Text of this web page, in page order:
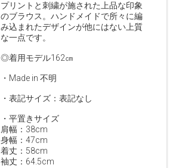
プリントと刺繍が施された上品な印象
のブラウス。ハンドメイドで所々に編
み込まれたデザインが他にはない上質
な一点です。
◎着用モデル162㎝
・Made in 不明
・表記サイズ：表記なし
・平置きサイズ
肩幅：38cm
身幅：47cm
着丈：58cm
袖丈：64.5cm